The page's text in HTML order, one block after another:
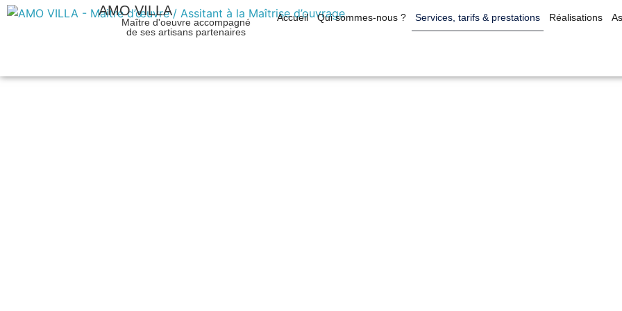
AMO VILLA
Maître d'oeuvre accompagné
de ses artisans partenaires
Accueil Qui sommes-nous ? Services, tarifs & prestations Réalisations